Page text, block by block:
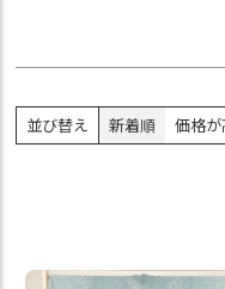
並び替え 新着順 価格